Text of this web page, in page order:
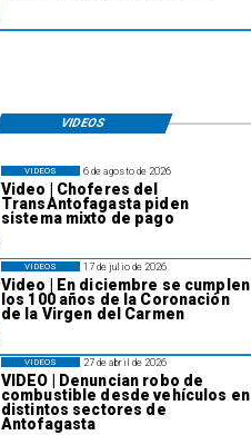
VIDEOS
6 de agosto de 2026
Video | Choferes del
TransAntofagasta piden
sistema mixto de pago
VIDEOS
17 de julio de 2026
Video | En diciembre se cumplen
los 100 años de la Coronación
de la Virgen del Carmen
VIDEOS
27 de abril de 2026
VIDEO | Denuncian robo de
combustible desde vehículos en
distintos sectores de
Antofagasta
VIDEOS